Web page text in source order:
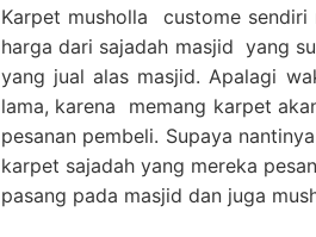
Karpet musholla custome sendiri
harga dari sajadah masjid yang
yang jual alas masjid. Apalagi
lama, karena memang karpet
pesanan pembeli. Supaya
karpet sajadah yang mereka
pasang pada masjid dan juga